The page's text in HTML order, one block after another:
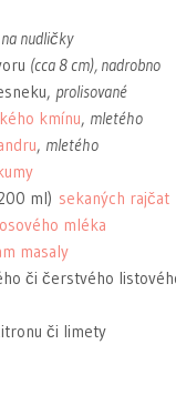
na nudličky
(cca 8 cm), nadrobno
prolisované
kmínu, mletého
, mletého
ml) sekaných rajčat
mléka
masaly
či čerstvého
či limety